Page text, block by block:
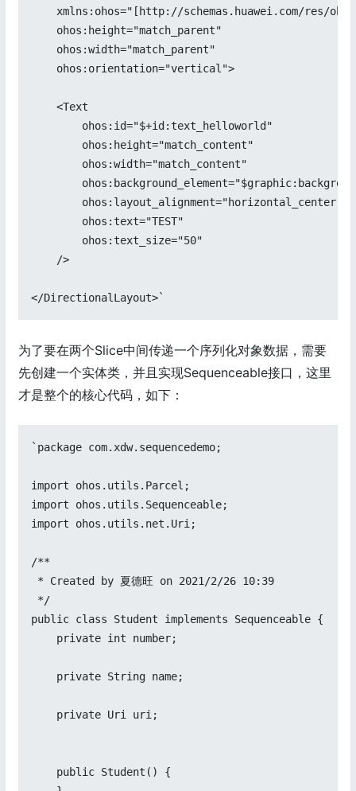
xmlns:ohos="[http://schemas.huawei.com/res/
    ohos:height="match_parent"
    ohos:width="match_parent"
    ohos:orientation="vertical">
    <Text
        ohos:id="$+id:text_helloworld"
        ohos:height="match_content"
        ohos:width="match_content"
        ohos:layout_alignment="horizontal_center"
        ohos:text="TEST"
        ohos:text_size="50"
    />
</DirectionalLayout>`
为了要在两个Slice中间传递一个序列化对象数据，需要
先创建一个实体类，并且实现Sequenceable接口，这里
才是整个的核心代码，如下：
`package com.xdw.sequencedemo;
import ohos.utils.Parcel;
import ohos.utils.Sequenceable;
import ohos.utils.net.Uri;
/**
* Created by 夏德旺 on 2021/2/26 10:39
*/
public class Student implements Sequenceable {
    private int number;
    private String name;
    private Uri uri;
    public Student() {